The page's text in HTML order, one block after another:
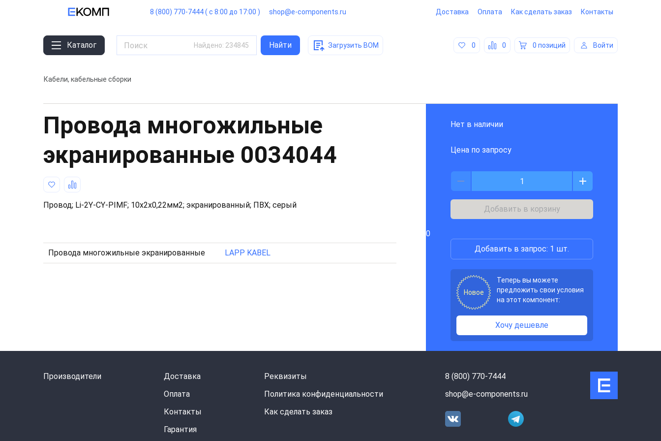
8 (800) 770-7444 ( с 8:00 до 17:00 ) shop@e-components.ru Доставка Оплата Как сделать заказ Контакты
Каталог Найдено: 234845 Найти Загрузить BOM 0 0 0 позиций Войти
Кабели, кабельные сборки
Провода многожильные
экранированные 0034044
Провод; Li-2Y-CY-PIMF; 10x2x0,22мм2; экранированный; ПВХ; серый
Провода многожильные экранированные LAPP KABEL
Нет в наличии
Цена по запросу
Добавить в корзину
0
Добавить в запрос: 1 шт.
Новое
Теперь вы можете
предложить свои условия
на этот компонент:
Хочу дешевле
Производители
Доставка
Оплата
Контакты
Гарантия
Реквизиты
Политика конфиденциальности
Как сделать заказ
8 (800) 770-7444
shop@e-components.ru